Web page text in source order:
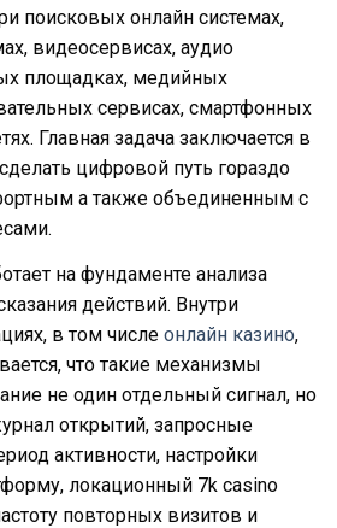
поисковых онлайн системах,
видеосервисах, аудио
площадках, медийных
сервисах, смартфонных
Главная задача заключается в
цифровой путь гораздо
а также объединенным с
на фундаменте анализа
действий. Внутри
в том числе онлайн казино,
что такие механизмы
не один отдельный сигнал, но
открытий, запросные
активности, настройки
локационный 7k casino
повторных визитов и